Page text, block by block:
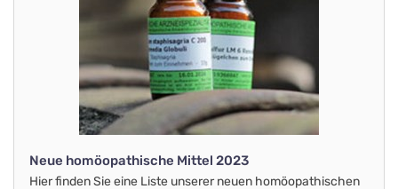
Neue homöopathische Mittel 2023
Hier finden Sie eine Liste unserer neuen homöopathischen